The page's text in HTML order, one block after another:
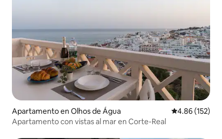
Apartamento en Olhos de Água Calificación
4.86 (152)
Apartamento con vistas al mar en Corte-Real